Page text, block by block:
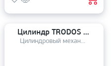
Цилиндр TRODOS ключ-завертка ЦМВ 60 (25*10*25)-ЗК PB
Цилиндровый механизм